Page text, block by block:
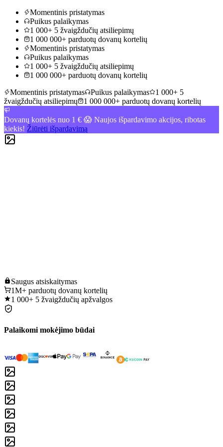
Momentinis pristatymas
Puikus palaikymas
1 000+ 5 žvaigždučių atsiliepimų
1 000 000+ parduotų dovanų kortelių
Momentinis pristatymas
Puikus palaikymas
1 000+ 5 žvaigždučių atsiliepimų
1 000 000+ parduotų dovanų kortelių
Momentinis pristatymas
Puikus palaikymas
1 000+ 5
žvaigždučių atsiliepimų
1 000 000+ parduotų dovanų kortelių
Dovanų kortelės nuo 1 € 😱 Naujos išpardavimo akcijos, ribotas
kiekis! Žiūrėti išpardavimą
Saugus atsiskaitymas
1M+ parduotų dovanų kortelių
1 000+ 5 žvaigždučių apžvalgos
Palaikomi mokėjimo būdai